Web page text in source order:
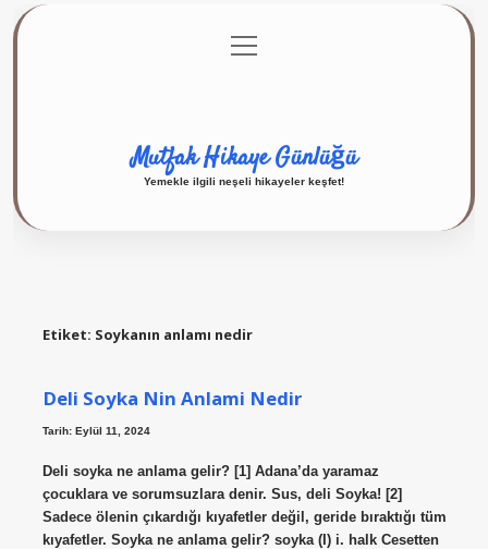
Gizlilik Politikası
menüyü
aç
Mutfak Hikaye Günlüğü
Yemekle ilgili neşeli hikayeler keşfet!
Etiket: Soykanın anlamı nedir
Deli Soyka Nin Anlami Nedir
Tarih: Eylül 11, 2024
Deli soyka ne anlama gelir? [1] Adana’da yaramaz
çocuklara ve sorumsuzlara denir. Sus, deli Soyka! [2]
Sadece ölenin çıkardığı kıyafetler değil, geride bıraktığı tüm
kıyafetler. Soyka ne anlama gelir? soyka (I) i. halk Cesetten